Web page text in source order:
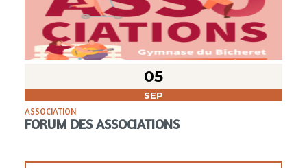
05
SEP
ASSOCIATION
FORUM DES ASSOCIATIONS